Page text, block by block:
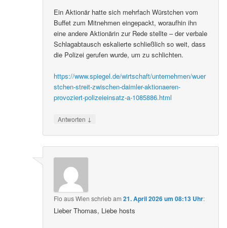
Ein Aktionär hatte sich mehrfach Würstchen vom
Buffet zum Mitnehmen eingepackt, woraufhin ihn
eine andere Aktionärin zur Rede stellte – der verbale
Schlagabtausch eskalierte schließlich so weit, dass
die Polizei gerufen wurde, um zu schlichten.
https://www.spiegel.de/wirtschaft/unternehmen/wuer
stchen-streit-zwischen-daimler-aktionaeren-
provoziert-polizeieinsatz-a-1085886.html
Antworten ↓
Flo aus Wien schriebam21. April 2026 um 08:13 Uhr:
Lieber Thomas, Liebe hosts